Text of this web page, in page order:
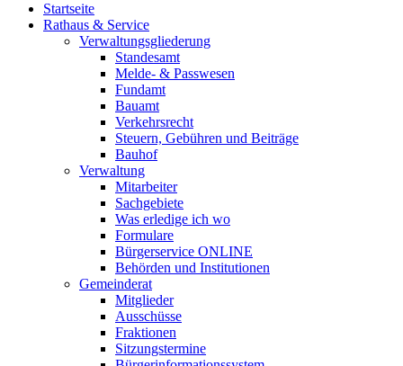
Startseite
Rathaus & Service
Verwaltungsgliederung
Standesamt
Melde- & Passwesen
Fundamt
Bauamt
Verkehrsrecht
Steuern, Gebühren und Beiträge
Bauhof
Verwaltung
Mitarbeiter
Sachgebiete
Was erledige ich wo
Formulare
Bürgerservice ONLINE
Behörden und Institutionen
Gemeinderat
Mitglieder
Ausschüsse
Fraktionen
Sitzungstermine